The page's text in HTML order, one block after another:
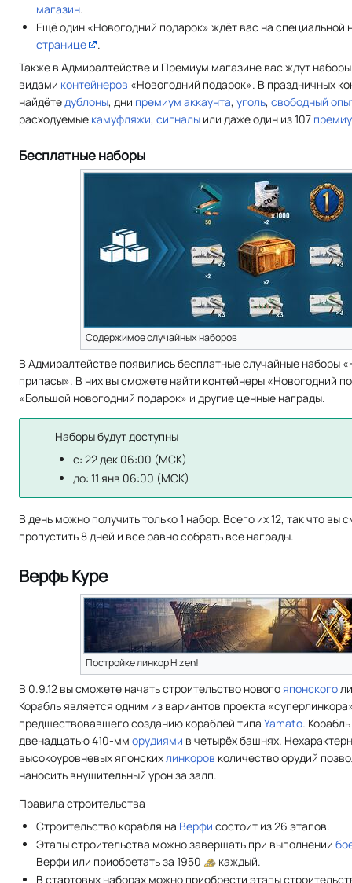
магазин.
Ещё один «Новогодний подарок» ждёт вас на специальной
странице
.
Также в Адмиралтействе и Премиум магазине вас ждут
видами контейнеров «Новогодний подарок». В праздничных
найдётедублоны, дни премиум аккаунта, уголь, свободный
расходуемые камуфляжи, сигналы или даже один из 107
Бесплатные наборы
Содержимое случайных наборов
В Адмиралтействе появились бесплатные случайные наборы
припасы». В них вы сможете найти контейнеры «Новогодний
«Большой новогодний подарок» и другие ценные награды.
Наборы будут доступны
c: 22 дек 06:00 (МСК)
до: 11 янв 06:00 (МСК)
В день можно получить только 1 набор. Всего их 12, так что вы
пропустить 8 дней и все равно собрать все награды.
Верфь Куре
Постройке линкор Hizen!
В 0.9.12 вы сможете начать строительство новогояпонского
Корабль является одним из вариантов проекта
предшествовавшего созданию кораблей типа Yamato.
двенадцатью 410-мм орудиями в четырёх башнях.
высокоуровневых японских линкоров количество орудий
наносить внушительный урон за залп.
Правила строительства
Строительство корабля на Верфи состоит из 26 этапов.
Этапы строительства можно завершать при выполнении
Верфи или приобретать за 1950
каждый.
В стартовых наборах можно приобрести этапы